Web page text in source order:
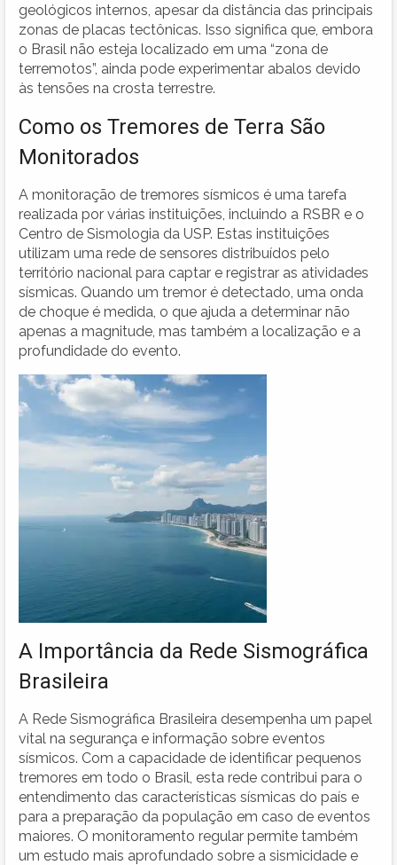
geológicos internos, apesar da distância das principais
zonas de placas tectônicas. Isso significa que, embora
o Brasil não esteja localizado em uma “zona de
terremotos”, ainda pode experimentar abalos devido
às tensões na crosta terrestre.
Como os Tremores de Terra São
Monitorados
A monitoração de tremores sísmicos é uma tarefa
realizada por várias instituições, incluindo a RSBR e o
Centro de Sismologia da USP. Estas instituições
utilizam uma rede de sensores distribuídos pelo
território nacional para captar e registrar as atividades
sísmicas. Quando um tremor é detectado, uma onda
de choque é medida, o que ajuda a determinar não
apenas a magnitude, mas também a localização e a
profundidade do evento.
A Importância da Rede Sismográfica
Brasileira
A Rede Sismográfica Brasileira desempenha um papel
vital na segurança e informação sobre eventos
sísmicos. Com a capacidade de identificar pequenos
tremores em todo o Brasil, esta rede contribui para o
entendimento das características sísmicas do país e
para a preparação da população em caso de eventos
maiores. O monitoramento regular permite também
um estudo mais aprofundado sobre a sismicidade e